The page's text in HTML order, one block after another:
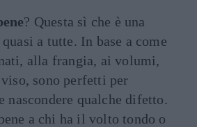
? Questa sì che è una
a tutte. In base a come
alla frangia, ai volumi,
sono perfetti per
nascondere qualche difetto.
a chi ha il volto tondo o